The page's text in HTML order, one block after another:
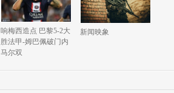
响梅西造点 巴黎5-2大
胜法甲-姆巴佩破门内
马尔双
新闻映象